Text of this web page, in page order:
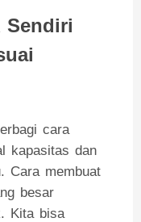
Sendiri
cara
kapasitas dan
Cara membuat
besar
Kita bisa